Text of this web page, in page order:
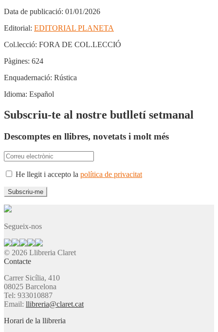
Data de publicació: 01/01/2026
Editorial: EDITORIAL PLANETA
Col.lecció: FORA DE COL.LECCIÓ
Pàgines: 624
Enquadernació: Rústica
Idioma: Español
Subscriu-te al nostre butlletí setmanal
Descomptes en llibres, novetats i molt més
He llegit i accepto la política de privacitat
Segueix-nos
© 2026 Llibreria Claret
Contacte
Carrer Sicília, 410
08025 Barcelona
Tel: 933010887
Email: llibreria@claret.cat
Horari de la llibreria